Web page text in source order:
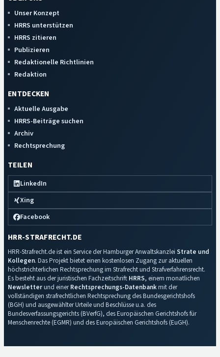
Unser Konzept
HRRS unterstützen
HRRS zitieren
Publizieren
Redaktionelle Richtlinien
Redaktion
ENTDECKEN
Aktuelle Ausgabe
HRRS-Beiträge suchen
Archiv
Rechtsprechung
TEILEN
LinkedIn
Xing
Facebook
HRR-STRAFRECHT.DE
HRR-Strafrecht.de ist ein Service der Hamburger Anwaltskanzlei Strate und
Kollegen. Das Projekt bietet einen kostenlosen Zugang zur aktuellen
höchstrichterlichen Rechtsprechung im Strafrecht und Strafverfahrensrecht.
Es besteht aus der juristischen Fachzeitschrift HRRS, einem monatlichen
Newsletterund einerRechtsprechungs-Datenbankmit der
vollständigen strafrechtlichen Rechtsprechung des Bundesgerichtshofs
(BGH) und ausgewählter Urteile und Beschlüsse u.a. des
Bundesverfassungsgerichts (BVerfG), des Europäischen Gerichtshofs für
Menschenrechte (EGMR) und des Europäischen Gerichtshofs (EuGH).